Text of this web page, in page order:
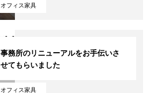
オフィス家具
オフィス家具
事務所のリニューアルをお手伝いさ
せてもらいました